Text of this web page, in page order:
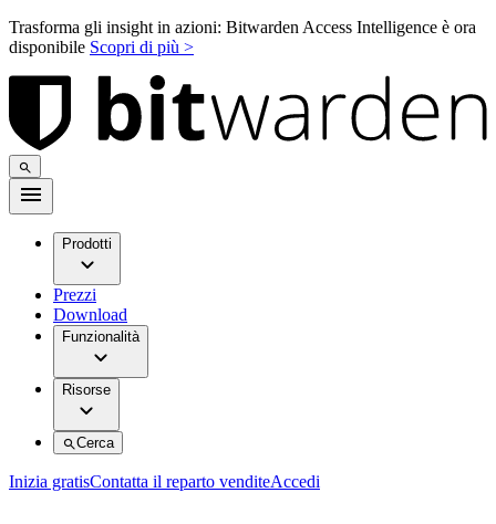
Trasforma gli insight in azioni: Bitwarden Access Intelligence è ora
disponibile Scopri di più >
Prodotti
Prezzi
Download
Funzionalità
Risorse
Cerca
Inizia gratisContatta il reparto venditeAccedi